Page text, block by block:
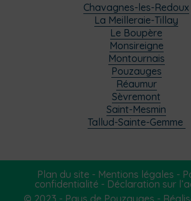
Chavagnes-les-Redoux
La Meilleraie-Tillay
Le Boupère
Monsireigne
Montournais
Pouzauges
Réaumur
Sèvremont
Saint-Mesmin
Tallud-Sainte-Gemme
Plan du site - Mentions légales -
confidentialité - Déclaration sur
© 2023 - Pays de Pouzauges -